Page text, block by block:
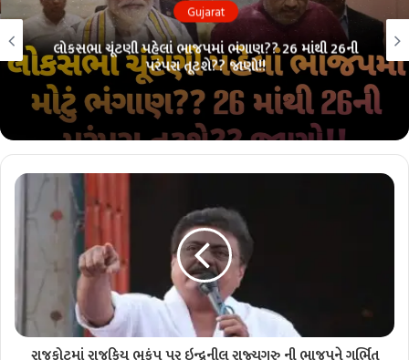
Gujarat
લોકસભા ચૂંટણી પહેલાં ભાજપમાં ભંગાણ?? 26 માંથી 26ની
પરંપરા તૂટશે?? જાણો!!